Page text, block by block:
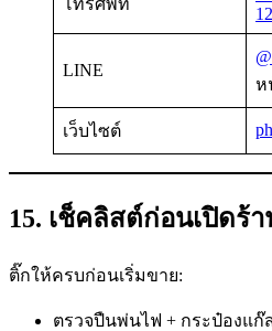
โทรศัพท์
LINE
ห
เว็บไซต์
15. เช็คลิสต์ก่อนเปิดร้า
ติ๊กให้ครบก่อนเริ่มขาย:
ตรวจปืนพ่นไฟ + กระป๋องแก๊